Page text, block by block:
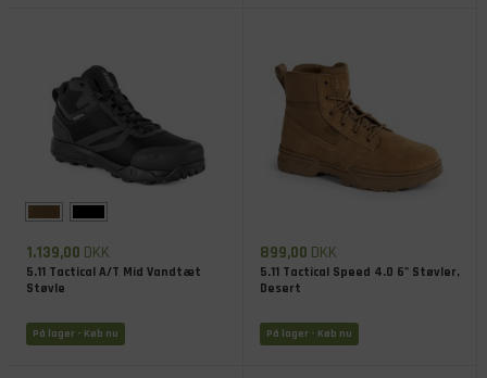
1.139,00 DKK
5.11 Tactical A/T Mid Vandtæt
Støvle
På lager - Køb nu
899,00 DKK
5.11 Tactical Speed 4.0 6" Støvler,
Desert
På lager - Køb nu